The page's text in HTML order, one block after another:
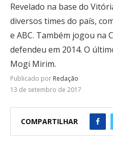
Revelado na base do
diversos times do país,
e ABC. Também jogou na
defendeu em 2014. O
Mogi Mirim.
Publicado por Redação
13 de setembro de 2017
COMPARTILHAR